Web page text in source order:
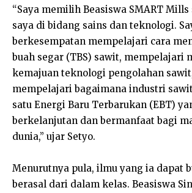
“Saya memilih Beasiswa SMART
saya di bidang sains dan teknologi.
berkesempatan mempelajari cara
buah segar (TBS) sawit, mempelajari
kemajuan teknologi pengolahan
mempelajari bagaimana industri
satu Energi Baru Terbarukan (EBT)
berkelanjutan dan bermanfaat bagi
dunia,” ujar Setyo.
Menurutnya pula, ilmu yang ia dapat
berasal dari dalam kelas. Beasiswa